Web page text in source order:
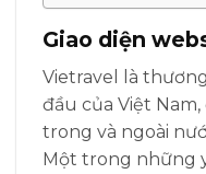
Giao diện
Vietravel là
đầu của Việt
trong và ngoài
Một trong những